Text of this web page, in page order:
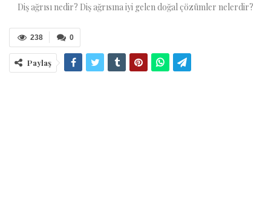
Diş ağrısı nedir? Diş ağrısına iyi gelen doğal çözümler nelerdir?
0
238
Paylaş